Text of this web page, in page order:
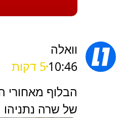
וואלה
10:46 5 דקות
הבלוף מאחורי
של שרה נתניהו